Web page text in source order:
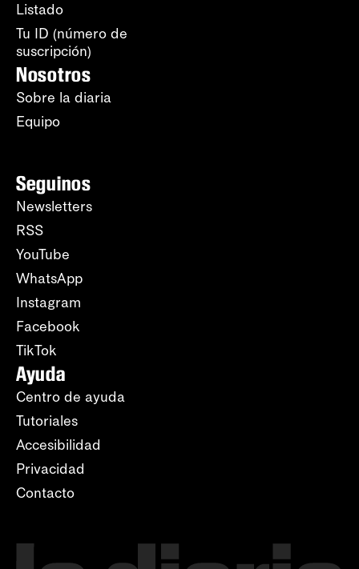
Listado
Tu ID (número de
suscripción)
Nosotros
Sobre la diaria
Equipo
Seguinos
Newsletters
RSS
YouTube
WhatsApp
Instagram
Facebook
TikTok
Ayuda
Centro de ayuda
Tutoriales
Accesibilidad
Privacidad
Contacto